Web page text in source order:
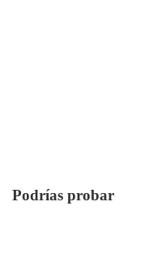
Podrías probar